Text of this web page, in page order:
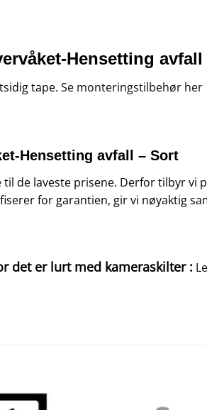
Hensetting avfall
tape. Se monteringstilbehør
Hensetting avfall – Sort
til de laveste prisene. Derfor tilbyr
for garantien, gir vi nøyaktig
det er lurt med kameraskilter :